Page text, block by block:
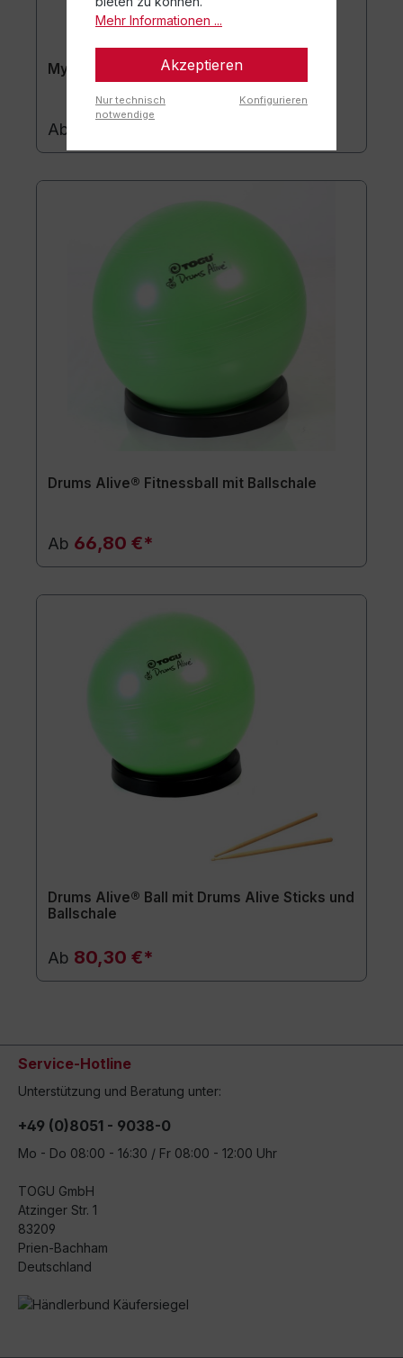
MyBall mit actisan®
Ab
Drums Alive® Fitnessball mit Ballschale
Ab 66,80 €*
Drums Alive® Ball mit Drums Alive Sticks und
Ballschale
Ab 80,30 €*
Service-Hotline
Unterstützung und Beratung unter:
+49 (0)8051 - 9038-0
Mo - Do 08:00 - 16:30 / Fr 08:00 - 12:00 Uhr
TOGU GmbH
Atzinger Str. 1
83209
Prien-Bachham
Deutschland
Mehr Informationen ...
Akzeptieren
Nur technisch
notwendige
Konfigurieren